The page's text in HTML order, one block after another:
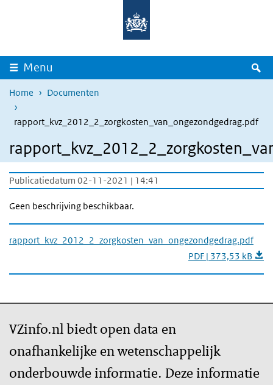
Overslaan en naar de inhoud gaan
Menu
Home Documenten
rapport_kvz_2012_2_zorgkosten_van_ongezondgedrag.pdf
Publicatiedatum 02-11-2021 | 14:41
Geen beschrijving beschikbaar.
rapport_kvz_2012_2_zorgkosten_van_ongezondgedrag.pdf
PDF | 373,53 kB
VZinfo.nl biedt open data en
onafhankelijke en wetenschappelijk
onderbouwde informatie. Deze informatie